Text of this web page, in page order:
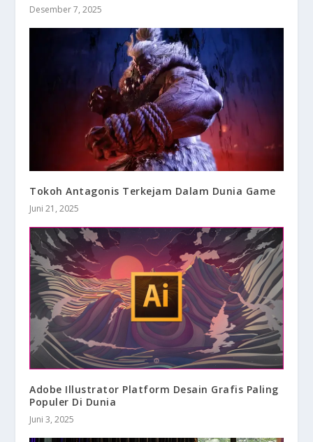
Desember 7, 2025
Tokoh Antagonis Terkejam Dalam Dunia Game
Juni 21, 2025
Adobe Illustrator Platform Desain Grafis Paling
Populer Di Dunia
Juni 3, 2025